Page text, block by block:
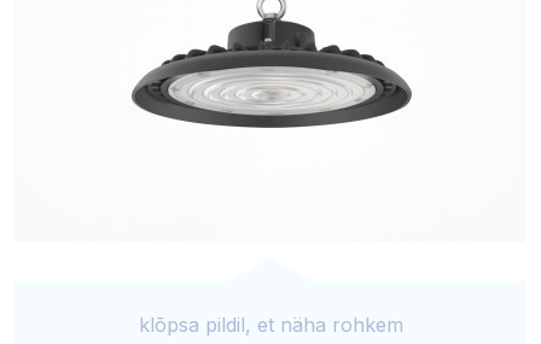
klõpsa pildil, et näha rohkem